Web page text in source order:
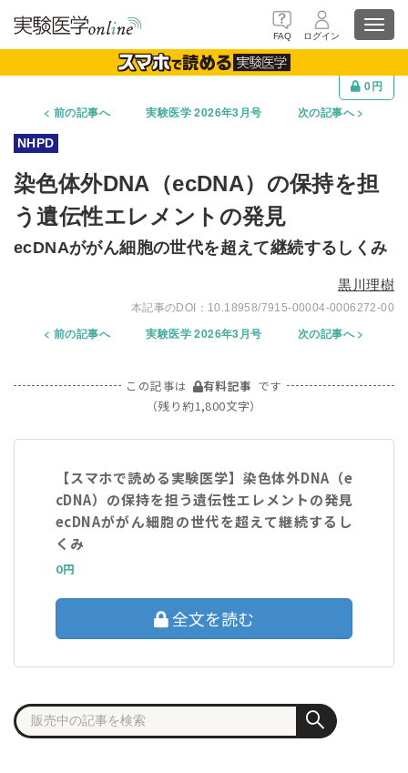
FAQ ログイン
0円
前の記事へ
実験医学 2026年3月号 次の記事へ
染色体外DNA（ecDNA）の保持を担
う遺伝性エレメントの発見
ecDNAががん細胞の世代を超えて継続するしくみ
黒川理樹
10.18958/7915-00004-0006272-00
前の記事へ 実験医学 2026年3月号 次の記事へ
この記事は 有料記事 です
（残り約1,800文字）
【スマホで読める実験医学】染色体外DNA（e
cDNA）の保持を担う遺伝性エレメントの発見
ecDNAががん細胞の世代を超えて継続するし
くみ
0円
全文を読む